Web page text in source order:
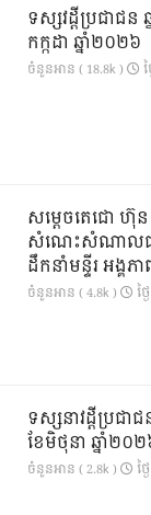
ទស្សវដ្តីប្រជាជ
កក្កដា ឆ្នាំ២០២៦
ចំនួនអាន ( 18.8k )
សម្តេចតេជោ ហ៊ុ
សំណេះសំណាលជា
ដឹកនាំមន្ទីរ អង្គភា
ចំនួនអាន ( 4.8k ) ថ្
ទស្សនាវដ្ដីប្រជ
ខែមិថុនា ឆ្នាំ២០
ចំនួនអាន ( 2.8k ) ថ្